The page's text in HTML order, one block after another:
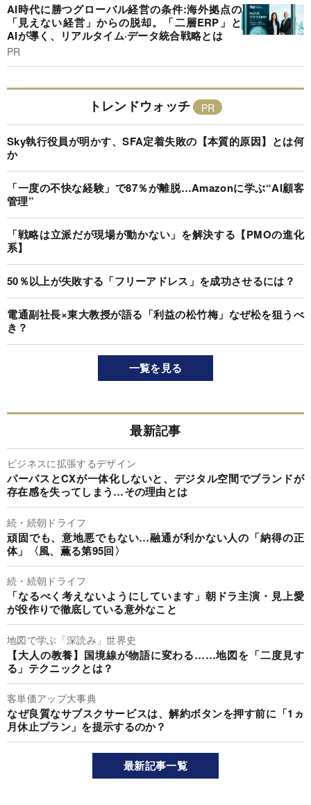
AI時代に勝つグローバル経営の条件:海外拠点の
「見えない経営」からの脱却。「二層ERP」と
AIが導く、リアルタイム·データ統合戦略とは
PR
トレンドウォッチ
Sky執行役員が明かす、SFA定着失敗の【本質的原因】とは何
か
「一度の不快な経験」で87％が離脱…Amazonに学ぶ“AI顧客
管理”
「戦略は立派だが現場が動かない」を解決する【PMOの進化
系】
50％以上が失敗する「フリーアドレス」を成功させるには？
電通副社長×東大教授が語る「利益の松竹梅」なぜ松を狙うべ
き？
一覧を見る
最新記事
ビジネスに拡張するデザイン
パーパスとCXが一体化しないと、デジタル空間でブランドが
存在感を失ってしまう…その理由とは
続・続朝ドライフ
頑固でも、意地悪でもない…融通が利かない人の「納得の正
体」〈風、薫る第95回〉
続・続朝ドライフ
「なるべく考えないようにしています」朝ドラ主演・見上愛
が役作りで徹底している意外なこと
地図で学ぶ「深読み」世界史
【大人の教養】国境線が物語に変わる……地図を「二度見す
る」テクニックとは？
客単価アップ大事典
なぜ良質なサブスクサービスは、解約ボタンを押す前に「1ヵ
月休止プラン」を提示するのか？
最新記事一覧